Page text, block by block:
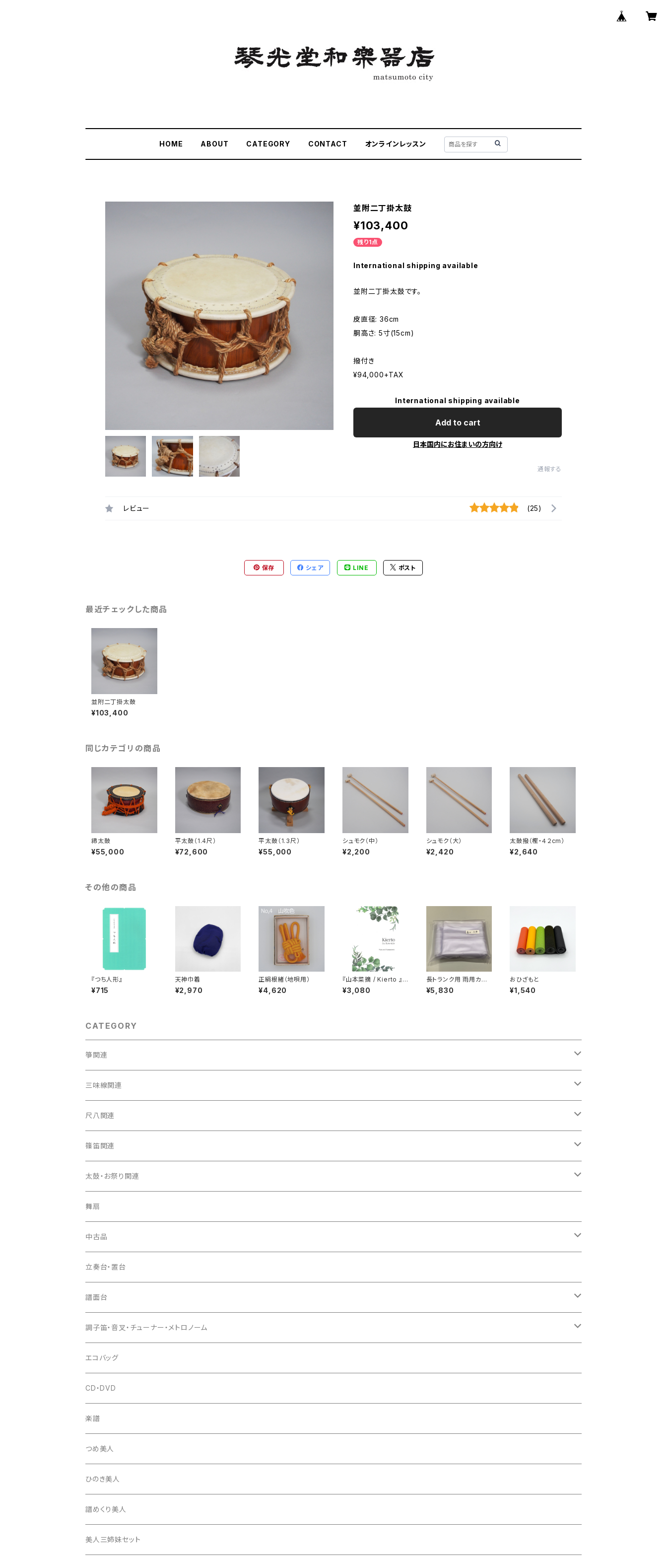
HOME ABOUT CATEGORY CONTACT オンラインレッスン
並附二丁掛太鼓
¥103,400
残り1点
International shipping available
並附二丁掛太鼓です。
皮直径: 36cm
胴高さ: 5寸(15cm)
撥付き
¥94,000+TAX
International shipping available
Add to cart
日本国内にお住まいの方向け
通報する
レビュー (25)
保存 シェア LINE ポスト
最近チェックした商品
並附二丁掛太鼓
¥103,400
同じカテゴリの商品
締太鼓
¥55,000
平太鼓（1.4尺）
¥72,600
平太鼓（1.3尺）
¥55,000
シュモク（中）
¥2,200
シュモク（大）
¥2,420
太鼓撥（樫・４２cm）
¥2,640
その他の商品
『つち人形』
¥715
天神巾着
¥2,970
正絹根緒（地唄用）
¥4,620
『山本菜摘 / Kierto 』
箏三重奏
¥3,080
長トランク用 雨用カバ
ー
¥5,830
おひざもと
¥1,540
CATEGORY
箏関連
箏（本体）
箏カバー
箏袋
口前袋・尾布
爪・爪輪
爪入
爪駒入
猫足入
爪ばさみ
箏柱
柱入
平柱入
三角柱入
琴台
13絃用琴台（低）
13絃用琴台（高）
桐柱箱
消音フェルト
三味線関連
三味線（本体）
三味線ケース
長トランク・三ツ折トランク
ソフトケース
雨用カバー
長袋・三ツ組袋・胴袋
胴掛
根緒
糸
(丸三) 寿糸
はつね糸
駒
地唄駒
長唄駒
糸駒入
爪駒入
撥入
一丁撥入
三角撥入（ファスナー式）
撥
長唄・民謡撥
地唄撥
撥さや
撥滑り止めゴム
ひざゴム・胴ゴム・おひざもと
尺八関連
尺八（本体）
尺八袋
歌口キャップ
つゆ切り
篠笛関連
篠笛（本体）
お祭り用６穴
お祭り用７穴
篠笛袋
太鼓・お祭り関連
太鼓（本体）
太鼓撥
手拍子（チャンチャン）
当り鉦
シュモク（当り鉦バチ）
舞扇
中古品
箏（本体）
三味線（本体）
立奏台・置台
譜面台
座奏用譜面台
立奏用譜面台
調子笛・音叉・チューナー・メトロノーム
調子笛・音叉
チューナー・メトロノーム
エコバッグ
CD・DVD
楽譜
つめ美人
ひのき美人
譜めくり美人
美人三姉妹セット